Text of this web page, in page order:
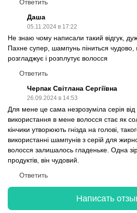
Ответить
Даша
05.11.2024 в 17:22
Не знаю чому написали такий відгук,
Пахне супер, шампунь піниться чудово,
розгладжує і розплутує волосся
Ответить
Черпак Світлана Сергіївна
26.09.2024 в 14:53
Для мене це сама незрозуміла серія від
використання в мене волосся стає як
кінчики утворюють гнізда на голові,
використанні шампунів з серій для
волосся залишалось гладеньке. Одна
продуктів, він чудовий.
Ответить
Написать